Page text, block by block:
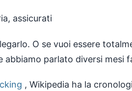
assicurati
O se vuoi essere
abbiamo parlato diversi mesi
, Wikipedia ha la